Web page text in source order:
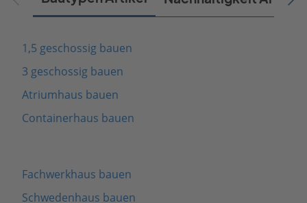
1,5 geschossig bauen
3 geschossig bauen
Atriumhaus bauen
Containerhaus bauen
Fachwerkhaus bauen
Schwedenhaus bauen